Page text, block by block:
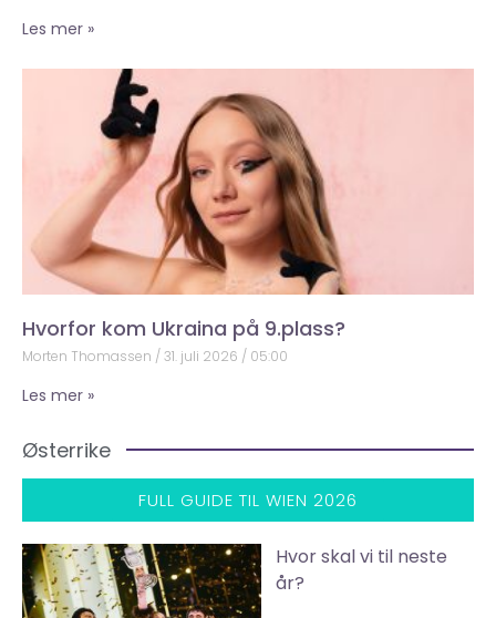
Les mer »
Hvorfor kom Ukraina på 9.plass?
Morten Thomassen 31. juli 2026 05:00
Les mer »
Østerrike
FULL GUIDE TIL WIEN 2026
Hvor skal vi til neste
år?